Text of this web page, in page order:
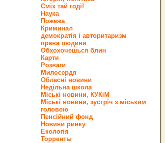
Сміх тай годі!
Наука
Пожежа
Криминал
демократія і авторитаризм
права людини
Обхохочешься блин
Карти
Розваги
Милосердя
Обласні новини
Недільна школа
Міські новини, КУКіМ
Міські новини, зустріч з міським
головою
Пенсійний фонд
Новини ринку
Екологія
Торренты